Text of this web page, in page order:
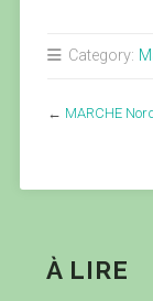
Category:
← MARCHE
À LIRE